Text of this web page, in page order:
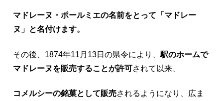
マドレーヌ・ポールミエの名前をとって「マドレー
ヌ」と名付けます。
その後、1874年11月13日の県令により、駅のホームで
マドレーヌを販売することが許可されて以来、
コメルシーの銘菓として販売されるようになり、広ま